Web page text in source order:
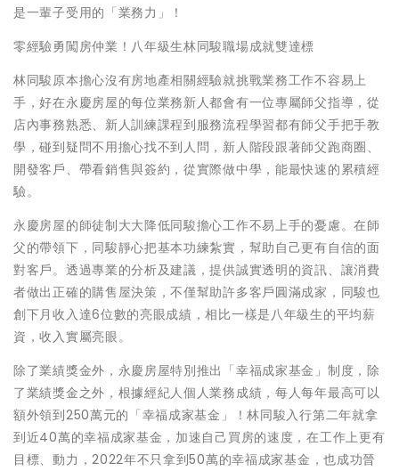
是一輩子受用的「業務力」！
零經驗勇闖房仲業！八年級生林同駿職場成就雙達標
林同駿原本擔心沒有房地產相關經驗就挑戰業務工作不容易上
手，好在永慶房屋的每位業務新人都會有一位專屬師父指導，從
店內事務熟悉、新人訓練課程到服務流程學習都有師父手把手教
學，碰到疑問不用擔心找不到人問，新人階段跟著師父跑商圈、
開發客戶、帶看銷售與簽約，從實際做中學，能最快速的累積經
驗。
永慶房屋的師徒制大大降低同駿擔心工作不易上手的憂慮。在師
父的帶領下，同駿靜心把基本功練紮實，幫助自己更有自信的面
對客戶。透過專業的分析及建議，提供誠實透明的資訊、讓消費
者做出正確的購售屋決策，不僅幫助許多客戶圓滿成家，同駿也
創下月收入達6位數的亮眼成績，相比一樣是八年級生的平均薪
資，收入實屬亮眼。
除了業績獎金外，永慶房屋特別推出「幸福成家基金」制度，除
了業績獎金之外，根據經紀人個人業務成績，每人每年最高可以
額外領到250萬元的「幸福成家基金」！林同駿入行第二年就拿
到近40萬的幸福成家基金，加速自己買房的速度，在工作上更有
目標、動力，2022年不只拿到50萬的幸福成家基金，也成功晉